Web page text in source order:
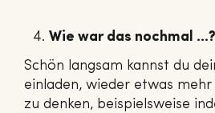
Wie war das nochmal …?
Schön langsam kannst du
einladen, wieder etwas mehr
zu denken, beispielsweise